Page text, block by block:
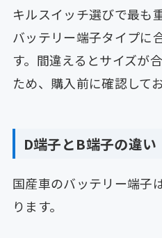
キルスイッチ選びで最も
バッテリー端子タイプに
す。間違えるとサイズが
ため、購入前に確認して
D端子とB端子の違い
国産車のバッテリー端子
ります。